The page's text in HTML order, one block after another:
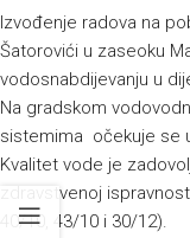
Izvođenje radova na
Šatorovići u zaseoku
vodosnabdijevanju u
Na gradskom
sistemima očekuje se
Kvalitet vode je
zdravstvenoj
40/10, 43/10 i 30/12).